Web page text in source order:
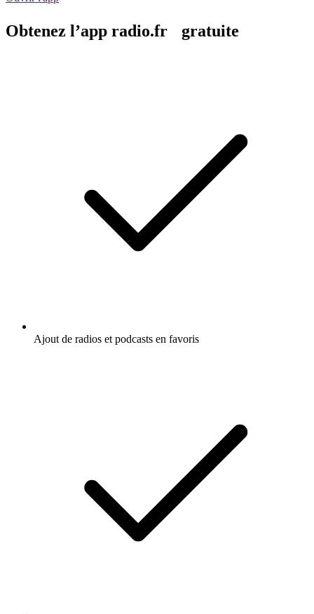
Obtenez l’app radio.fr gratuite
Ajout de radios et podcasts en favoris